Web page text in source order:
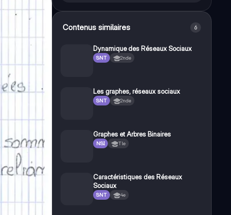
Contenus similaires 6
Dynamique des Réseaux Sociaux
SNT 2nde
Les graphes, réseaux sociaux
SNT 2nde
Graphes et Arbres Binaires
NSI Tle
Caractéristiques des Réseaux
Sociaux
SNT 4e